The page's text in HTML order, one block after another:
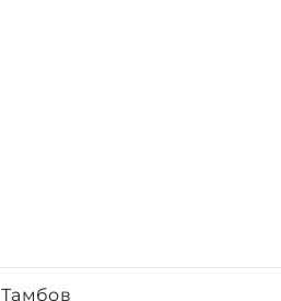
Тамбов